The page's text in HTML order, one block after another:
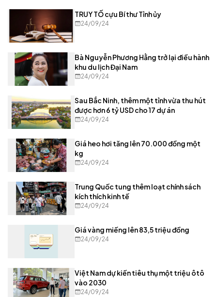
TRUY TỐ cựu Bí thư Tỉnh ủy
24/09/24
Bà Nguyễn Phương Hằng trở lại điều hành
khu du lịch Đại Nam
24/09/24
Sau Bắc Ninh, thêm một tỉnh vừa thu hút
được hơn 6 tỷ USD cho 17 dự án
24/09/24
Giá heo hơi tăng lên 70.000 đồng một
kg
24/09/24
Trung Quốc tung thêm loạt chính sách
kích thích kinh tế
24/09/24
Giá vàng miếng lên 83,5 triệu đồng
24/09/24
Việt Nam dự kiến tiêu thụ một triệu ôtô
vào 2030
24/09/24